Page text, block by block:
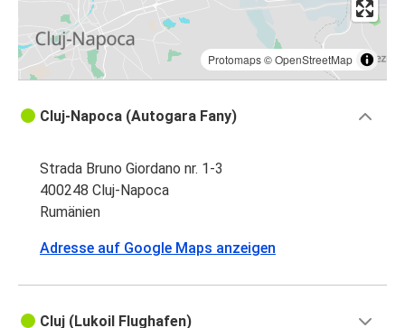
Protomaps©OpenStreetMap
Cluj-Napoca (Autogara Fany)
Strada Bruno Giordano nr. 1-3
400248 Cluj-Napoca
Rumänien
Adresse auf Google Maps anzeigen
Cluj (Lukoil Flughafen)